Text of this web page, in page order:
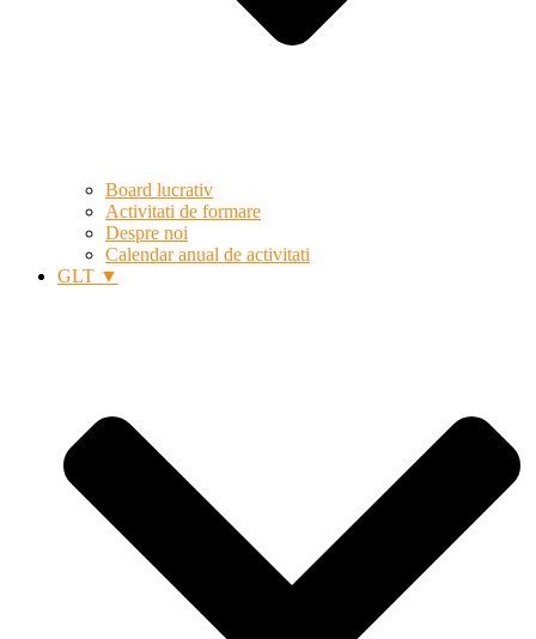
Board lucrativ
Activitati de formare
Despre noi
Calendar anual de activitati
GLT ▼